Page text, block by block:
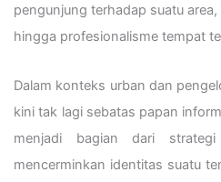
pengunjung terhadap suatu
hingga profesionalisme tempat
Dalam konteks urban dan
kini tak lagi sebatas papan
menjadi bagian dari
mencerminkan identitas suatu